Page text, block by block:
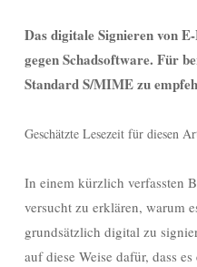
Das digitale Signieren von
gegen Schadsoftware. Für
Standard S/MIME zu
Geschätzte Lesezeit für diesen
In einem kürzlich verfassten
versucht zu erklären, warum
grundsätzlich digital zu
auf diese Weise dafür, dass